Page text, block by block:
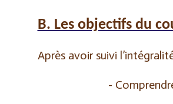
B. Les objectifs du
Après avoir suivi
-